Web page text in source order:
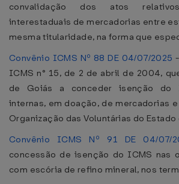
convalidação dos atos
interestaduais de mercadorias entre
mesma titularidade, na forma que
Convênio ICMS Nº 88 DE 04/07/2025
ICMS n° 15, de 2 de abril de 2004,
de Goiás a conceder isenção do
internas, em doação, de mercadorias
Organização das Voluntárias do Estado
Convênio ICMS Nº 91 DE 04/07/
concessão de isenção do ICMS nas
com escória de refino mineral, nos